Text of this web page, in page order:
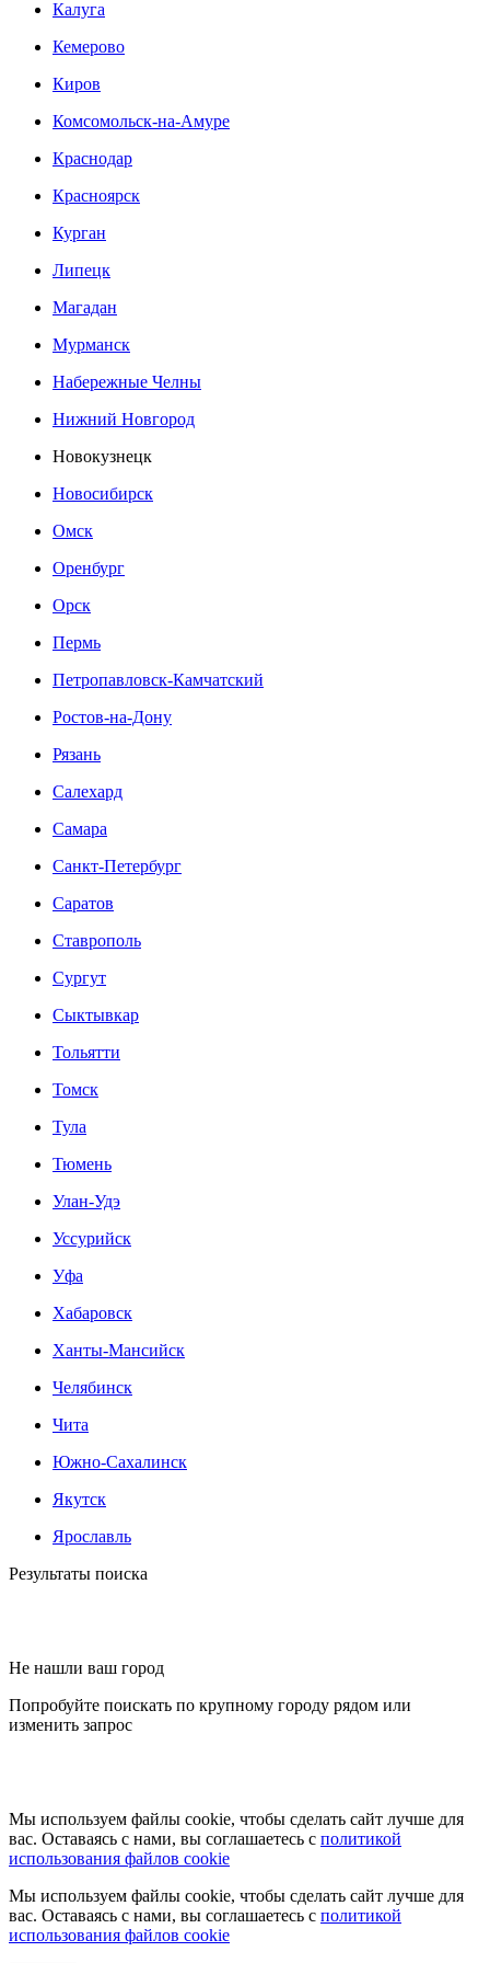
Калуга
Кемерово
Киров
Комсомольск-на-Амуре
Краснодар
Красноярск
Курган
Липецк
Магадан
Мурманск
Набережные Челны
Нижний Новгород
Новокузнецк
Новосибирск
Омск
Оренбург
Орск
Пермь
Петропавловск-Камчатский
Ростов-на-Дону
Рязань
Салехард
Самара
Санкт-Петербург
Саратов
Ставрополь
Сургут
Сыктывкар
Тольятти
Томск
Тула
Тюмень
Улан-Удэ
Уссурийск
Уфа
Хабаровск
Ханты-Мансийск
Челябинск
Чита
Южно-Сахалинск
Якутск
Ярославль
Результаты поиска
Не нашли ваш город
Попробуйте поискать по крупному городу рядом или
изменить запрос
Мы используем файлы cookie, чтобы сделать сайт лучше для
вас. Оставаясь с нами, вы соглашаетесь с политикой
использования файлов cookie
Мы используем файлы cookie, чтобы сделать сайт лучше для
вас. Оставаясь с нами, вы соглашаетесь с политикой
использования файлов cookie